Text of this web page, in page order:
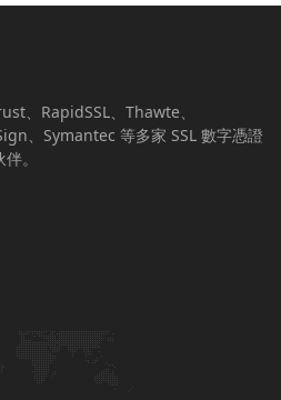
、RapidSSL、Thawte、
、Symantec 等多家 SSL 數字憑證
。